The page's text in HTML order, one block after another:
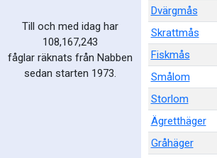
Till och med idag har
108,167,243
fåglar räknats från Nabben
sedan starten 1973.
Dvärgmås
Skrattmås
Fiskmås
Smålom
Storlom
Ägretthäger
Gråhäger